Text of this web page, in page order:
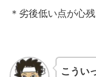
＊劣後低い点が心残
こうい